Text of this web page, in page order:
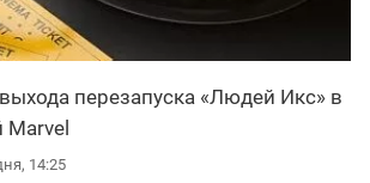
перезапуска «Людей Икс» в
Marvel
14:25